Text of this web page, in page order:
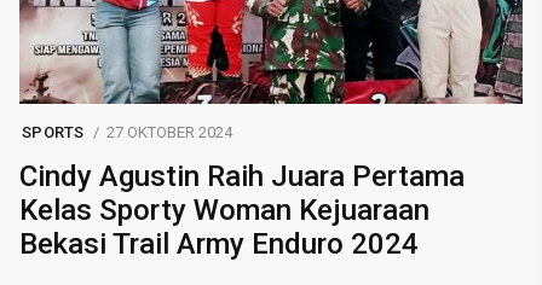
SPORTS 27 OKTOBER 2024
Cindy Agustin Raih Juara Pertama
Kelas Sporty Woman Kejuaraan
Bekasi Trail Army Enduro 2024